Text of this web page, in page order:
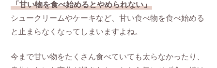
「甘い物を食べ始めるとやめられない」
シュークリームやケーキなど、甘い食べ物を食べ始める
と止まらなくなってしまいますよね。
今まで甘い物をたくさん食べていても太らなかったり、